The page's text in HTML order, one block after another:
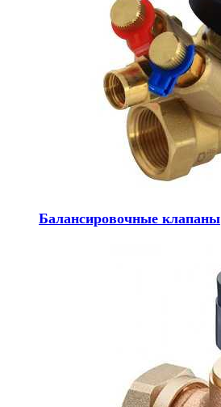
Балансировочные клапаны